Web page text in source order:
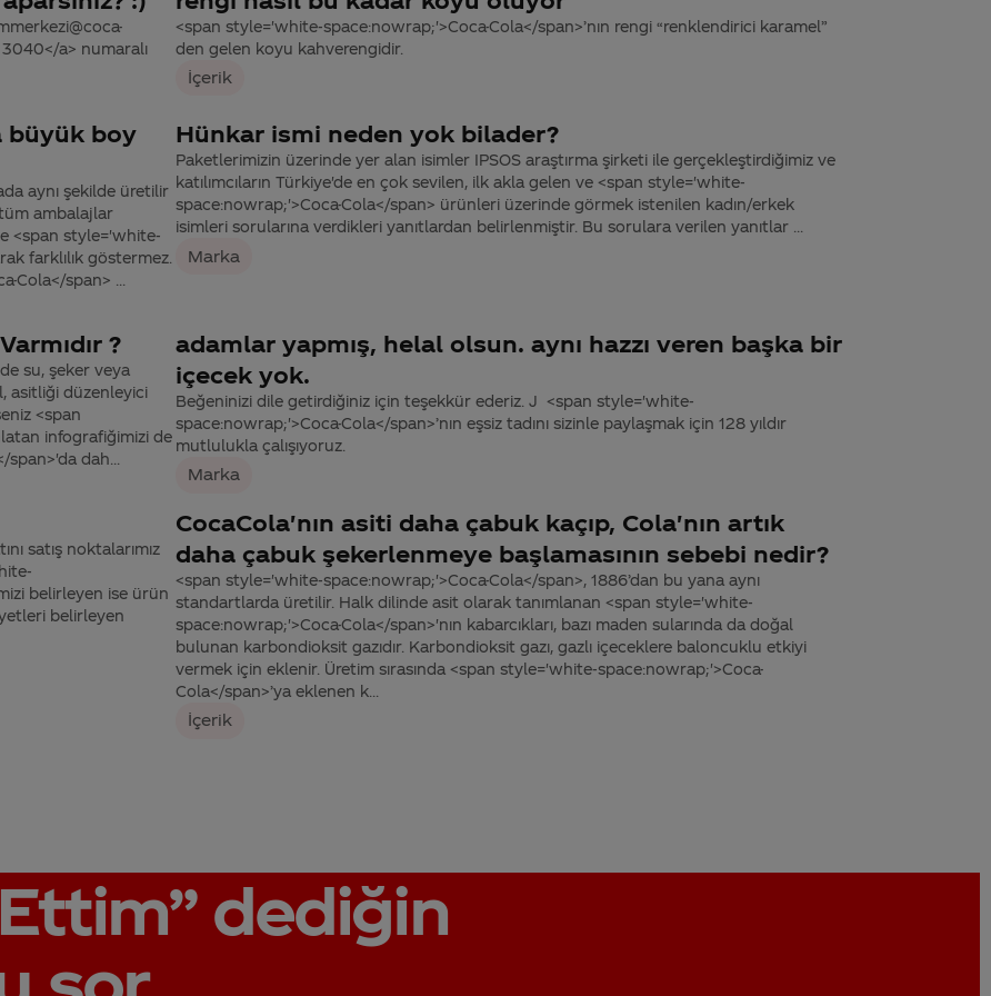
a> numaralı
<span style='white-space:nowrap;'>Coca-Cola</span>’nın rengi “renklendirici karamel”
den gelen koyu kahverengidir.
İçerik
büyük boy
aynı şekilde üretilir
tüm ambalajlar
<span style='white-
farklılık göstermez.
Cola</span> ...
Hünkar ismi neden yok bilader?
Paketlerimizin üzerinde yer alan isimler IPSOS araştırma şirketi ile gerçekleştirdiğimiz ve
katılımcıların Türkiye'de en çok sevilen, ilk akla gelen ve <span style='white-
space:nowrap;'>Coca-Cola</span> ürünleri üzerinde görmek istenilen kadın/erkek
isimleri sorularına verdikleri yanıtlardan belirlenmiştir. Bu sorulara verilen yanıtlar ...
Marka
?
su, şeker veya
asitliği düzenleyici
<span
infografiğimizi de
dah...
adamlar yapmış, helal olsun. aynı hazzı veren başka bir
içecek yok.
Beğeninizi dile getirdiğiniz için teşekkür ederiz. J <span style='white-
space:nowrap;'>Coca-Cola</span>’nın eşsiz tadını sizinle paylaşmak için 128 yıldır
mutlulukla çalışıyoruz.
Marka
satış noktalarımız
belirleyen ise ürün
belirleyen
CocaCola'nın asiti daha çabuk kaçıp, Cola'nın artık
daha çabuk şekerlenmeye başlamasının sebebi nedir?
<span style='white-space:nowrap;'>Coca-Cola</span>, 1886’dan bu yana aynı
standartlarda üretilir. Halk dilinde asit olarak tanımlanan <span style='white-
space:nowrap;'>Coca-Cola</span>'nın kabarcıkları, bazı maden sularında da doğal
bulunan karbondioksit gazıdır. Karbondioksit gazı, gazlı içeceklere baloncuklu etkiyi
vermek için eklenir. Üretim sırasında <span style='white-space:nowrap;'>Coca-
Cola</span>’ya eklenen k...
İçerik
dediğin
sor